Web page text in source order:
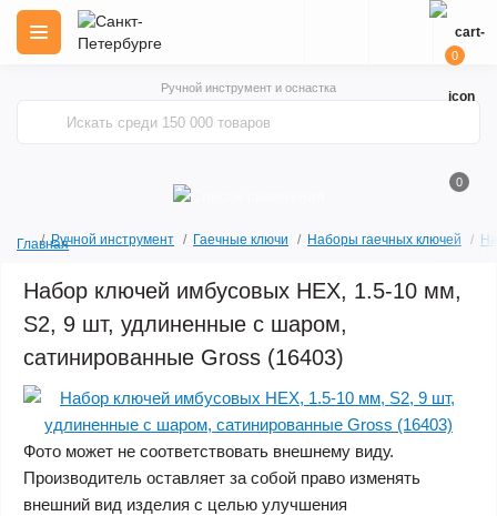
Ручной инструмент и оснастка
0
0
ГлавнаяРучной инструмент Гаечные ключи Наборы гаечных ключей
Набор ключей имбусовых HEX, 1.5-10 мм,
S2, 9 шт, удлиненные с шаром,
сатинированные Gross (16403)
Фото может не соответствовать внешнему виду.
Производитель оставляет за собой право изменять
внешний вид изделия с целью улучшения